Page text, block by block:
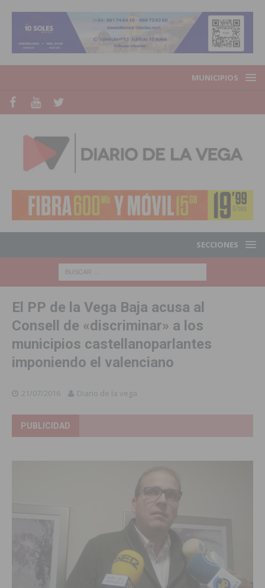
MUNICIPIOS
SECCIONES
El PP de la Vega Baja acusa al
Consell de «discriminar» a los
municipios castellanoparlantes
imponiendo el valenciano
21/07/2016 Diario de la vega
PUBLICIDAD